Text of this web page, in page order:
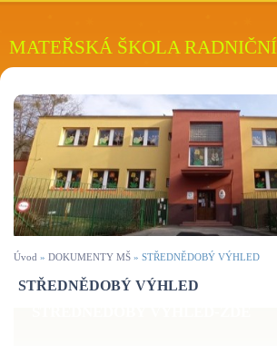
MATEŘSKÁ ŠKOLA RADNIČNÍ
Úvod » DOKUMENTY MŠ » STŘEDNĚDOBÝ VÝHLED
STŘEDNĚDOBÝ VÝHLED